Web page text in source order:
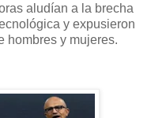
aludían a la brecha
y expusieron
hombres y mujeres.